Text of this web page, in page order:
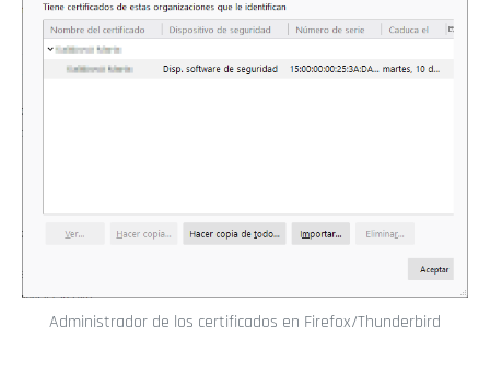
Administrador de los certificados en Firefox/Thunderbird